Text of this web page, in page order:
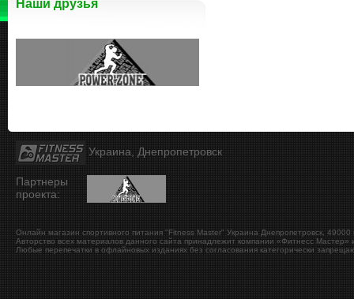
Наши друзья
Украина, Днепропетровск
Партнеры
проекта:
Онлайн магазин спортивного питания "Fitness Master" Украина Днепропетровск 49000
Авторство всех материалов данного сайта принадлежит компании «Фитнесс Мастер»
Любые перепечатки в офлайновых изданиях без согласования категорически